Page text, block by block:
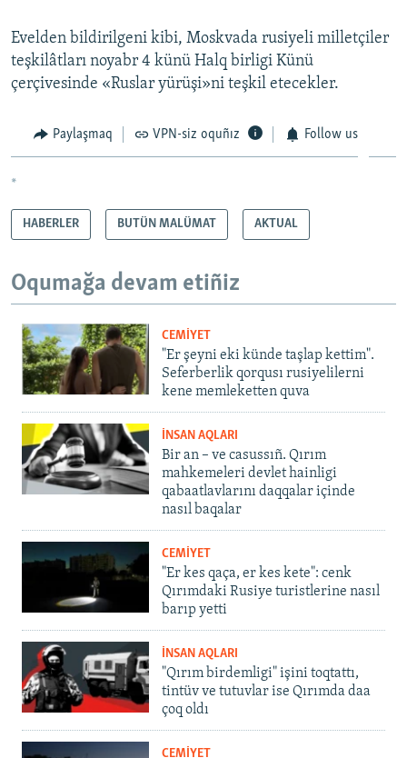
Evelden bildirilgeni kibi, Moskvada rusiyeli milletçiler
teşkilâtları noyabr 4 künü Halq birligi Künü
çerçivesinde «Ruslar yürüşi»ni teşkil etecekler.
Paylaşmaq VPN-siz oquñız Follow us
*
HABERLER BUTÜN MALÜMAT AKTUAL
Oqumağa devam etiñiz
CEMİYET
"Er şeyni eki künde taşlap kettim".
Seferberlik qorqusı rusiyelilerni
kene memleketten quva
İNSAN AQLARI
Bir an – ve casussıñ. Qırım
mahkemeleri devlet hainligi
qabaatlavlarını daqqalar içinde
nasıl baqalar
CEMİYET
"Er kes qaça, er kes kete": cenk
Qırımdaki Rusiye turistlerine nasıl
barıp yetti
İNSAN AQLARI
"Qırım birdemligi" işini toqtattı,
tintüv ve tutuvlar ise Qırımda daa
çoq oldı
CEMİYET